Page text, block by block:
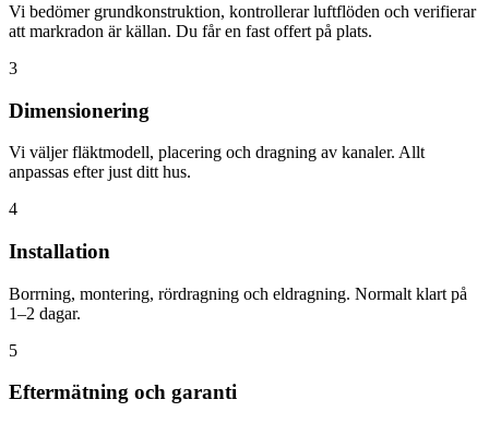
Vi bedömer grundkonstruktion, kontrollerar luftflöden och verifierar
att markradon är källan. Du får en fast offert på plats.
3
Dimensionering
Vi väljer fläktmodell, placering och dragning av kanaler. Allt
anpassas efter just ditt hus.
4
Installation
Borrning, montering, rördragning och eldragning. Normalt klart på
1–2 dagar.
5
Eftermätning och garanti